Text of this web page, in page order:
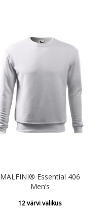
MALFINI® Essential 406
Men’s
12 värvi valikus